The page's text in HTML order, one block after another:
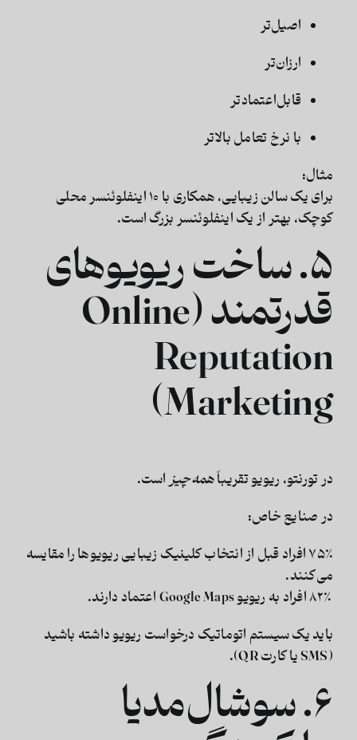
اصیل‌تر
ارزان‌تر
قابل‌اعتمادتر
با نرخ تعامل بالاتر
مثال:
برای یک سالن زیبایی، همکاری با ۱۰ اینفلوئنسر محلی
کوچک، بهتر از یک اینفلوئنسر بزرگ است.
۵. ساخت ریویوهای
قدرتمند (Online
Reputation
Marketing)
در تورنتو، ریویو تقریباًهمه‌چیزاست.
در صنایع خاص:
۷۵٪ افراد قبل از انتخاب کلینیک زیبایی ریویوها را مقایسه
می‌کنند.
باید یک سیستم اتوماتیک درخواست ریویو داشته باشید
(SMS یا کارت QR).
۶. سوشال‌مدیا